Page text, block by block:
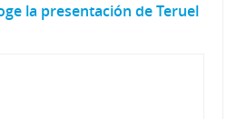
la presentación de Teruel